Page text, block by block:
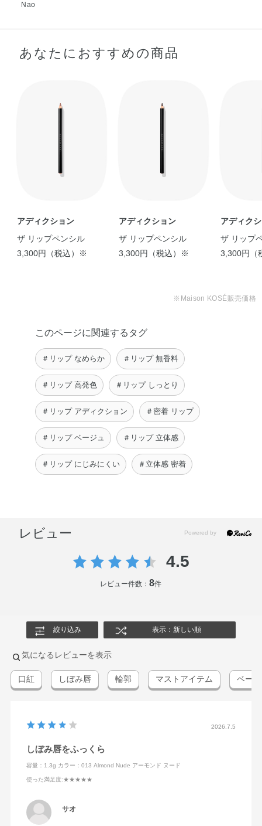
Nao
あなたにおすすめの商品
アディクション
ザ リップペンシル
3,300円（税込）※
アディクション
ザ リップペンシル
3,300円（税込）※
アディク
ザ リップ
3,300円（
※Maison KOSÉ販売価格
このページに関連するタグ
＃リップ なめらか ＃リップ 無香料
＃リップ 高発色 ＃リップ しっとり
＃リップ アディクション ＃密着 リップ
＃リップ ベージュ ＃リップ 立体感
＃リップ にじみにくい ＃立体感 密着
レビュー
4.5
レビュー件数：8件
絞り込み 表示：新しい順
気になるレビューを表示
口紅 しぼみ唇 輪郭 マストアイテム ベー
2026.7.5
しぼみ唇をふっくら
容量：1.3g カラー：013 Almond Nude アーモンド ヌード
使った満足度:★★★★★
サオ